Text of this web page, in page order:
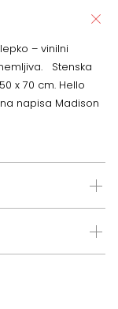
– vinilni
Stenska
x 70 cm. Hello
napisa Madison